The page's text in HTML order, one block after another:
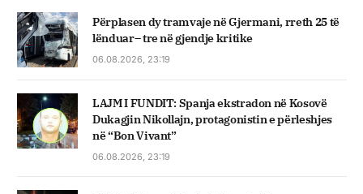
Përplasen dy tramvaje në Gjermani, rreth 25 të
lënduar– tre në gjendje kritike
06.08.2026, 23:19
LAJM I FUNDIT: Spanja ekstradon në Kosovë
Dukagjin Nikollajn, protagonistin e përleshjes
në “Bon Vivant”
06.08.2026, 23:19